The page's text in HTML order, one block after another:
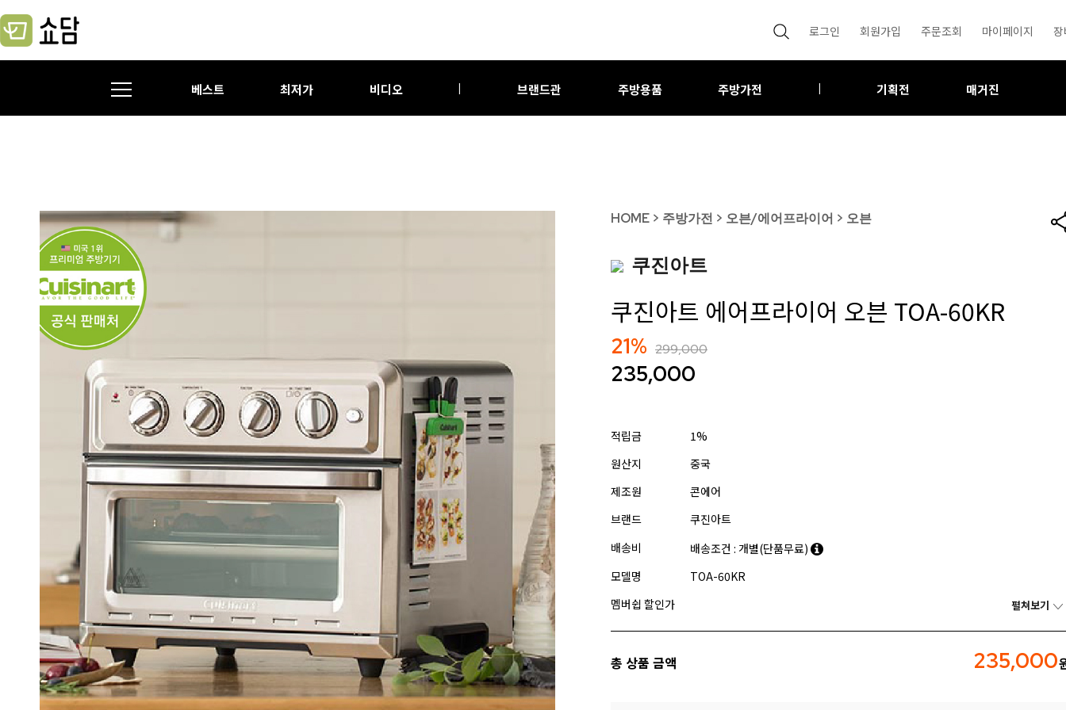
로그인 회원가입 주문조회 마이페이지
베스트 최저가 비디오 | 브랜드관 주방용품 주방가전 | 기획전 매거진
HOME > 주방가전 > 오븐/에어프라이어 > 오븐
쿠진아트
쿠진아트 에어프라이어 오븐 TOA-60KR
21% 299,000
235,000
적립금
1%
원산지
중국
제조원
콘에어
브랜드
쿠진아트
배송비
배송조건 : 개별(단품무료)
모델명
TOA-60KR
멤버쉽 할인가
펼쳐보기
총 상품 금액 235,000